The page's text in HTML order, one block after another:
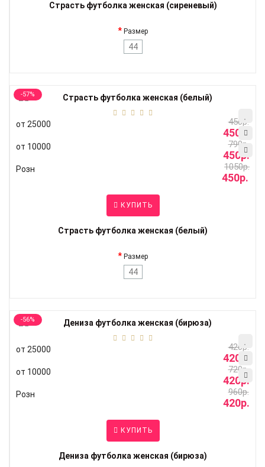
Страсть футболка женская (сиреневый)
Размер
44
-57%
от 25000 450р.
450р.
от 10000 790р.
450р.
Розн 1050р.
450р.
КУПИТЬ
Страсть футболка женская (белый)
Размер
44
-56%
от 25000 420р.
420р.
от 10000 720р.
420р.
Розн 960р.
420р.
КУПИТЬ
Дениза футболка женская (бирюза)